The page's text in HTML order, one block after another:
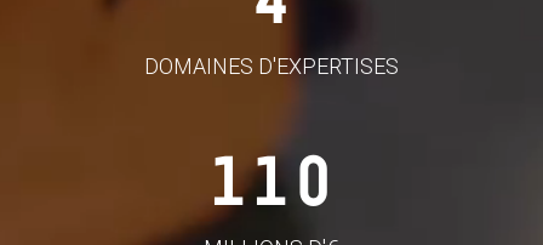
DOMAINES D'EXPERTISES
110